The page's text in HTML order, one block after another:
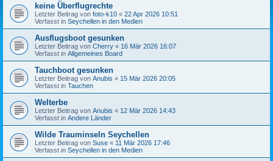
keine Überflugrechte
Letzter Beitrag von foto-k10 « 22 Apr 2026 10:51
Verfasst in Seychellen in den Medien
Ausflugsboot gesunken
Letzter Beitrag von Cherry « 16 Mär 2026 16:07
Verfasst in Allgemeines Board
Tauchboot gesunken
Letzter Beitrag von Anubis « 15 Mär 2026 20:05
Verfasst in Tauchen
Welterbe
Letzter Beitrag von Anubis « 12 Mär 2026 14:43
Verfasst in Andere Länder
Wilde Trauminseln Seychellen
Letzter Beitrag von Suse « 11 Mär 2026 17:46
Verfasst in Seychellen in den Medien